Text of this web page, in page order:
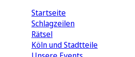
Startseite
Schlagzeilen
Rätsel
Köln und Stadtteile